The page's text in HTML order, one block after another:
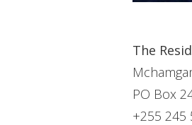
The
PO Box
+255 245